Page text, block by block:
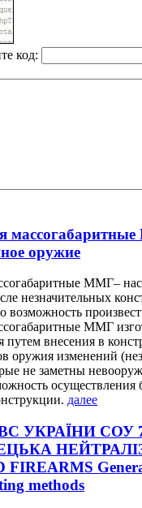
код:
оружие
ММГ–
незначительных
возможность
ММГ
путем внесения в
оружия изменений
не заметны
осуществления
далее
УКРАЇНИ СОУ
FIREARMS
methods